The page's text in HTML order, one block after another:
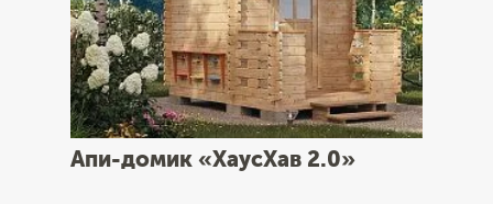
Апи-домик «ХаусХав 2.0»